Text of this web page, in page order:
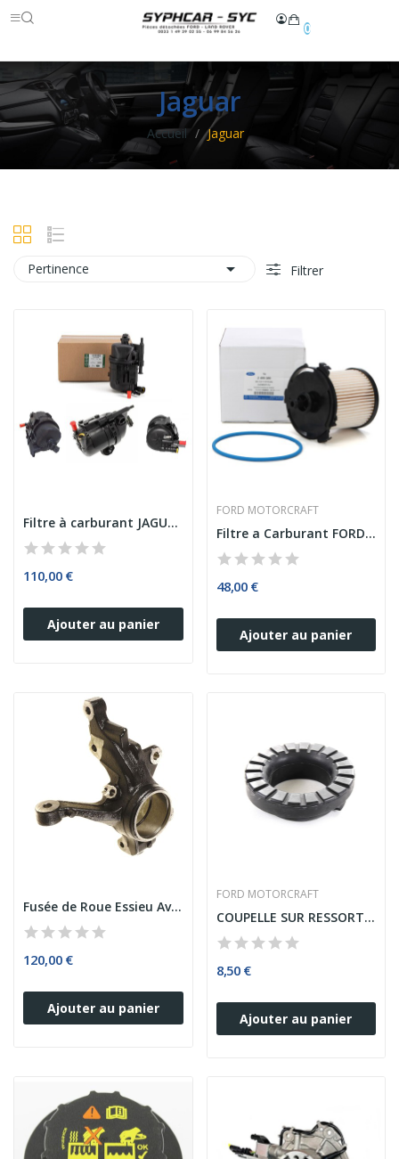
0
Jaguar
Accueil Jaguar
Pertinence  Filtrer
Filtre à carburant JAGUAR 2.0 D 3.0 D
110,00 €
Ajouter au panier
FORD MOTORCRAFT
Filtre a Carburant FORD TRANSIT 2.2 TDCI...
48,00 €
Ajouter au panier
Fusée de Roue Essieu Avant Coté Droite FORD FIESTA
120,00 €
Ajouter au panier
FORD MOTORCRAFT
COUPELLE SUR RESSORT AMORTISSEUR AVANT FORD MONDEO
8,50 €
Ajouter au panier